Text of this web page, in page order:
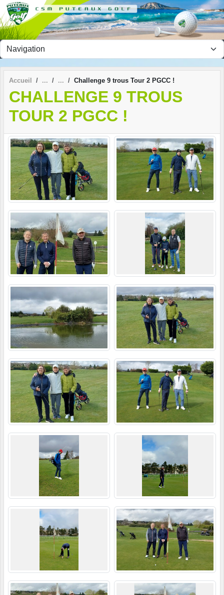
Accueil Challenge 9 trous Tour 2 PGCC !
CHALLENGE 9 TROUS
TOUR 2 PGCC !
Panneau de gestion des cookies